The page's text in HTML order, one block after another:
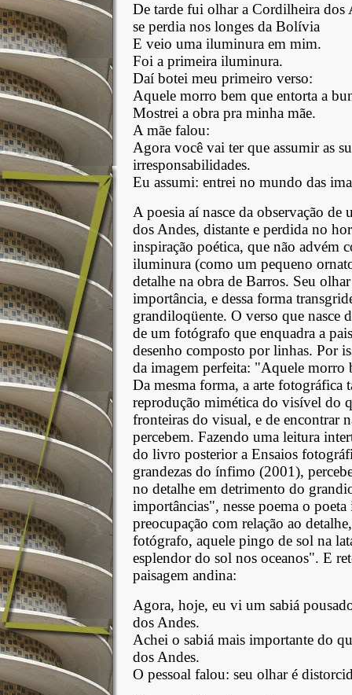
De tarde fui olhar a Cordilheira dos
se perdia nos longes da Bolívia
E veio uma iluminura em mim.
Foi a primeira iluminura.
Daí botei meu primeiro verso:
Aquele morro bem que entorta a
Mostrei a obra pra minha mãe.
A mãe falou:
Agora você vai ter que assumir as
irresponsabilidades.
Eu assumi: entrei no mundo das
A poesia aí nasce da observação
dos Andes, distante e perdida no
inspiração poética, que não advém
iluminura (como um pequeno
detalhe na obra de Barros. Seu
importância, e dessa forma
grandiloqüente. O verso que nasce
de um fotógrafo que enquadra a
desenho composto por linhas. Por
da imagem perfeita: "Aquele morro
Da mesma forma, a arte fotográfica
reprodução mimética do visível do
fronteiras do visual, e de encontrar
percebem. Fazendo uma leitura
do livro posterior a Ensaios
grandezas do ínfimo (2001),
no detalhe em detrimento do
importâncias", nesse poema o
preocupação com relação ao
fotógrafo, aquele pingo de sol na
esplendor do sol nos oceanos". E
paisagem andina:
Agora, hoje, eu vi um sabiá
dos Andes.
Achei o sabiá mais importante do
dos Andes.
O pessoal falou: seu olhar é